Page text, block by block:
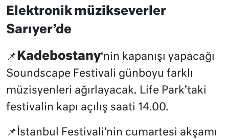
Elektronik müzikseverler
Sarıyer’de
📌 Kadebostany‘nin kapanışı yapacağı
Soundscape Festivali günboyu farklı
müzisyenleri ağırlayacak. Life Park’taki
festivalin kapı açılış saati 14.00.
📌İstanbul Festivali’nin cumartesi akşamı